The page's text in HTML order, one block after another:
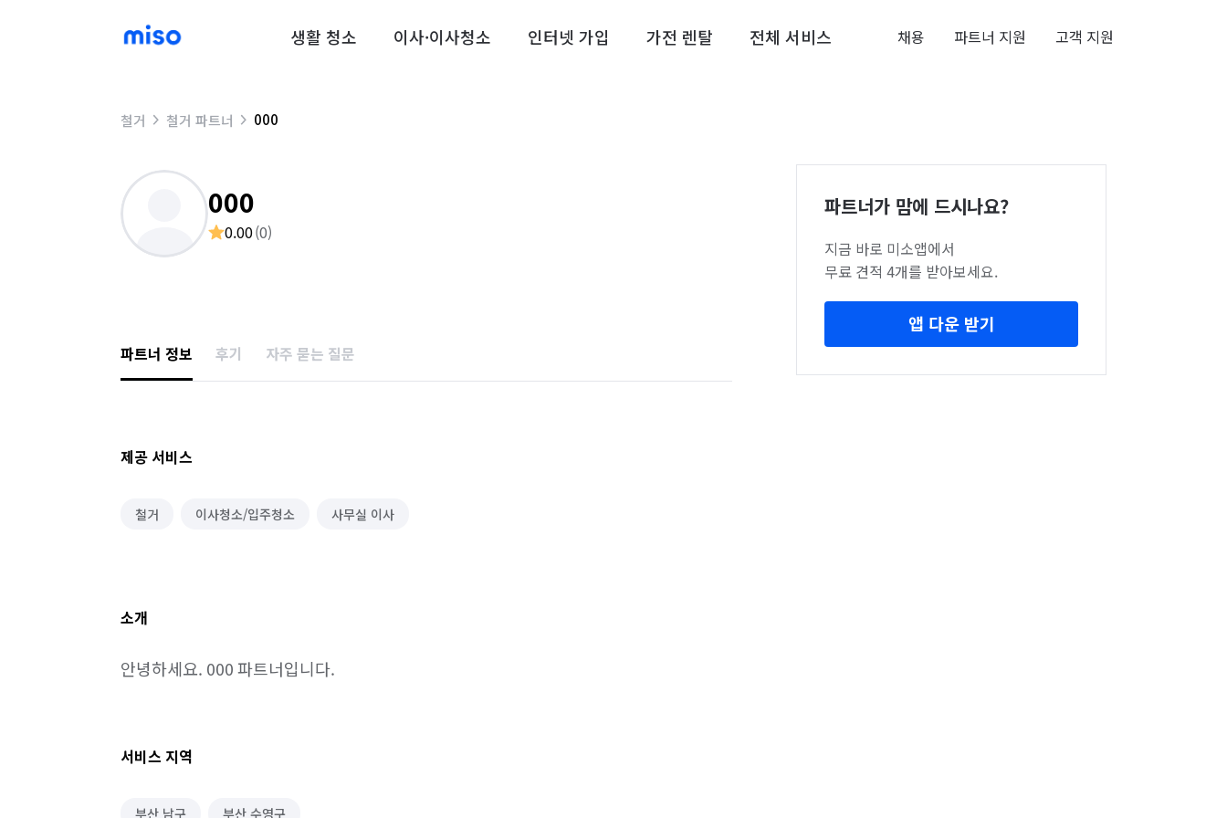
생활 청소 이사·이사청소 인터넷 가입 가전 렌탈 전체 서비스 채용 파트너 지원 고객 지원
철거 철거 파트너 000
000
0.00(0)
파트너 정보 후기 자주 묻는 질문
제공 서비스
철거 이사청소/입주청소 사무실 이사
소개
안녕하세요. 000 파트너입니다.
서비스 지역
부산 남구 부산 수영구
파트너가 맘에 드시나요?
지금 바로 미소앱에서
무료 견적 4개를 받아보세요.
앱 다운 받기